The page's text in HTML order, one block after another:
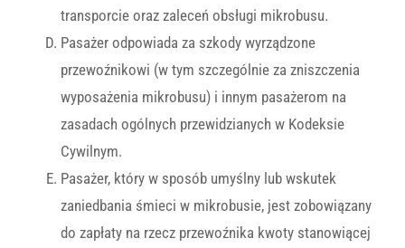
transporcie oraz zaleceń obsługi mikrobusu.
Pasażer odpowiada za szkody wyrządzone
przewoźnikowi (w tym szczególnie za zniszczenia
wyposażenia mikrobusu) i innym pasażerom na
zasadach ogólnych przewidzianych w Kodeksie
Cywilnym.
Pasażer, który w sposób umyślny lub wskutek
zaniedbania śmieci w mikrobusie, jest zobowiązany
do zapłaty na rzecz przewoźnika kwoty stanowiącej